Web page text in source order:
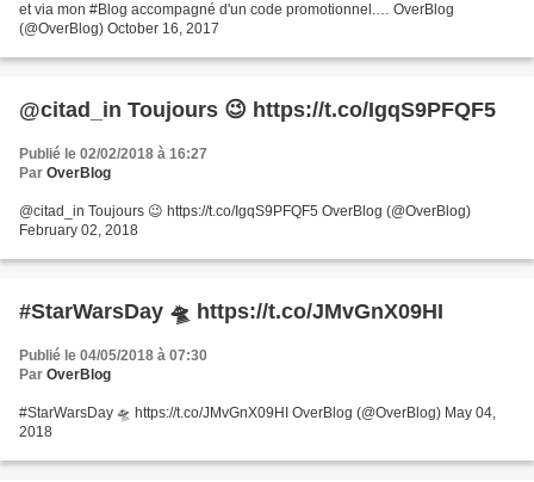
et via mon #Blog accompagné d'un code promotionnel.… OverBlog
(@OverBlog) October 16, 2017
@citad_in Toujours 😉 https://t.co/IgqS9PFQF5
Publié le 02/02/2018 à 16:27
Par OverBlog
@citad_in Toujours 😉 https://t.co/IgqS9PFQF5 OverBlog (@OverBlog)
February 02, 2018
#StarWarsDay 🛸 https://t.co/JMvGnX09HI
Publié le 04/05/2018 à 07:30
Par OverBlog
#StarWarsDay 🛸 https://t.co/JMvGnX09HI OverBlog (@OverBlog) May 04,
2018